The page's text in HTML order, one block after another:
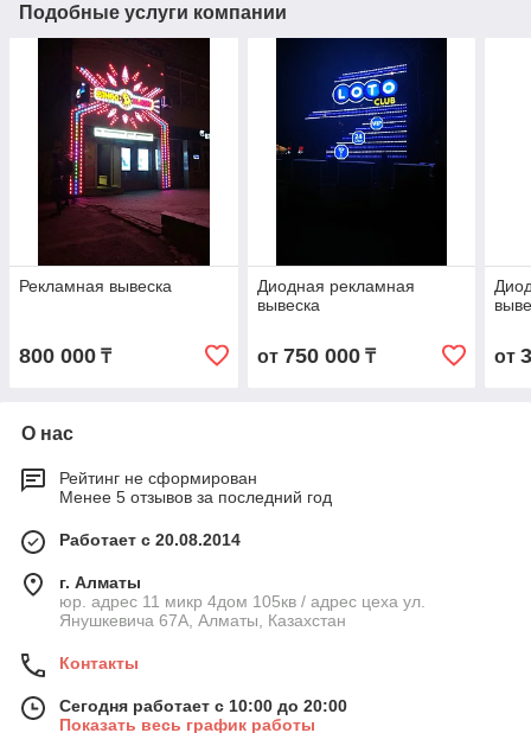
Подобные услуги компании
Рекламная вывеска
800 000 ₸
Диодная рекламная
вывеска
от 750 000₸ от
О нас
Рейтинг не сформирован
Менее 5 отзывов за последний год
Работает с 20.08.2014
г. Алматы
юр. адрес 11 микр 4дом 105кв / адрес цеха ул.
Янушкевича 67А, Алматы, Казахстан
Контакты
Сегодня работает с 10:00 до 20:00
Показать весь график работы